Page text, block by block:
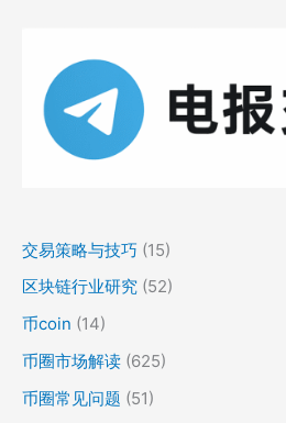
交易策略与技巧 (15)
区块链行业研究 (52)
币coin (14)
币圈市场解读 (625)
币圈常见问题 (51)